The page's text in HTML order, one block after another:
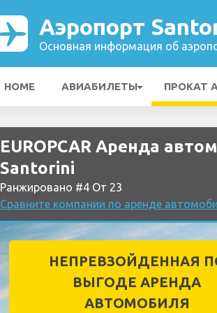
Аэропорт
Основная информация об
HOME АВИАБИЛЕТЫ ПРОКАТ
EUROPCAR Аренда
Santorini
Ранжировано #4 От 23
Сравните компании по аренде
НЕПРЕВЗОЙДЕННАЯ
ВЫГОДЕ АРЕНДА
АВТОМОБИЛЯ